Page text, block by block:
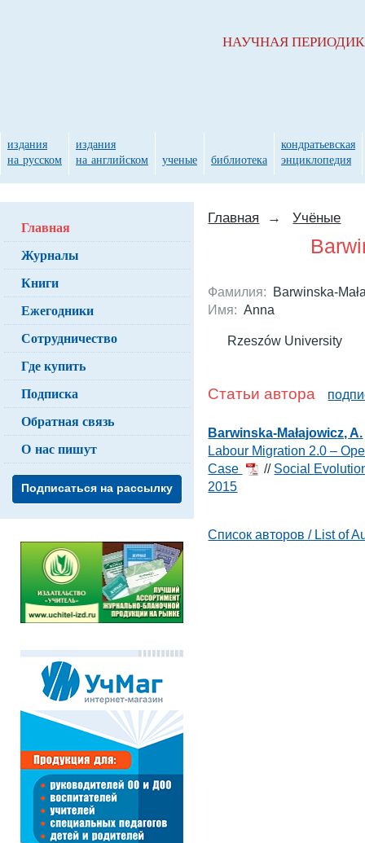
Главная → Учёные
Фамилия: Barwinska-
Имя: Anna
Rzeszów University
Статьи автора
Barwinska-Małajowicz, A.
Labour Migration 2.0 –
Case
// Social
2015
Список авторов / List of
Главная
Журналы
Книги
Ежегодники
Сотрудничество
Где купить
Подписка
Обратная связь
О нас пишут
Подписаться на рассылку
НАУЧНАЯ
издания
на русском
издания
на английском
ученые библиотека
кондратьевская
энциклопедия